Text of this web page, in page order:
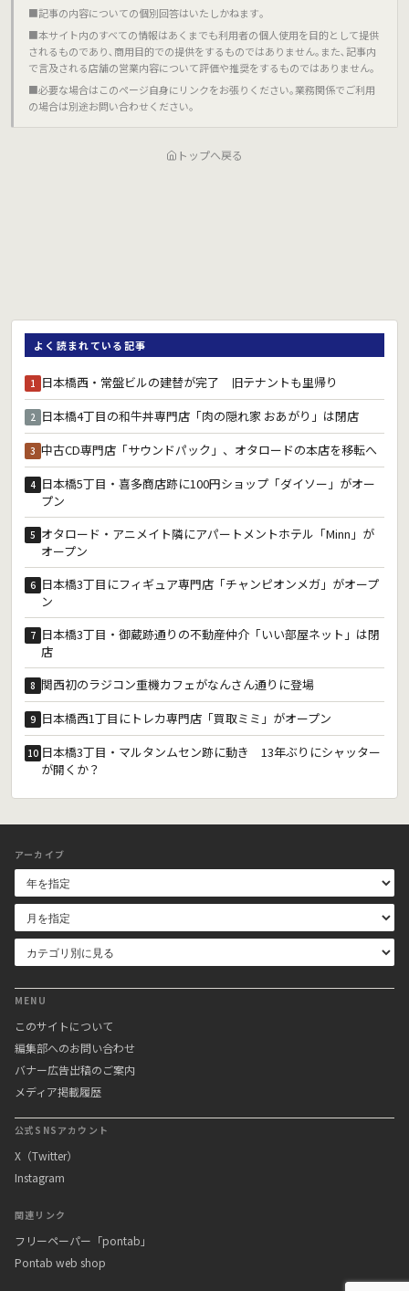
■記事の内容についての個別回答はいたしかねます｡
■本サイト内のすべての情報はあくまでも利用者の個人使用を目的として提供
されるものであり､商用目的での提供をするものではありません｡また､記事内
で言及される店舗の営業内容について評価や推奨をするものではありません｡
■必要な場合はこのページ自身にリンクをお張りください｡業務関係でご利用
の場合は別途お問い合わせください｡
トップへ戻る
よく読まれている記事
1 日本橋西・常盤ビルの建替が完了 旧テナントも里帰り
2 日本橋4丁目の和牛丼専門店「肉の隠れ家 おあがり」は閉店
3 中古CD専門店「サウンドパック」、オタロードの本店を移転へ
4 日本橋5丁目・喜多商店跡に100円ショップ「ダイソー」がオー
プン
5 オタロード・アニメイト隣にアパートメントホテル「Minn」が
オープン
6 日本橋3丁目にフィギュア専門店「チャンピオンメガ」がオープ
ン
7 日本橋3丁目・御蔵跡通りの不動産仲介「いい部屋ネット」は閉
店
8 関西初のラジコン重機カフェがなんさん通りに登場
9 日本橋西1丁目にトレカ専門店「買取ミミ」がオープン
10 日本橋3丁目・マルタンムセン跡に動き 13年ぶりにシャッター
が開くか？
アーカイブ
MENU
このサイトについて
編集部へのお問い合わせ
バナー広告出稿のご案内
メディア掲載履歴
公式SNSアカウント
X（Twitter）
Instagram
関連リンク
フリーペーパー「pontab」
Pontab web shop